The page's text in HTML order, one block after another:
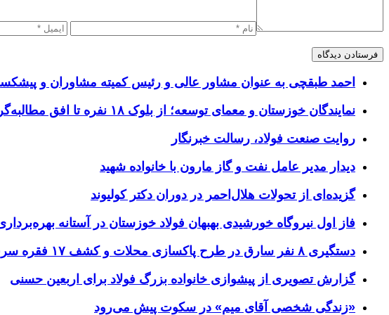
احمد طبقچی به عنوان مشاور عالی و رئیس کمیته مشاوران و
نمایندگان خوزستان و معمای توسعه؛ از بلوک ۱۸ نفره تا افق مطالبه‌گری
روایت صنعت فولاد،‌ رسالت خبرنگار
دیدار مدیر عامل نفت و گاز مارون با خانواده شهید
گزیده‌ای از تحولات هلال‌احمر در دوران دکتر کولیوند
فاز اول نیروگاه خورشیدی بهبهان فولاد خوزستان در آستانه
دستگیری ۸ نفر سارق در طرح پاکسازی محلات و کشف ۱۷ فقره سرقت
گزارش تصویری از پیشوازی خانواده بزرگ فولاد برای اربعین حسنی
«زندگی شخصی آقای میم» در سکوت پیش می‌رود